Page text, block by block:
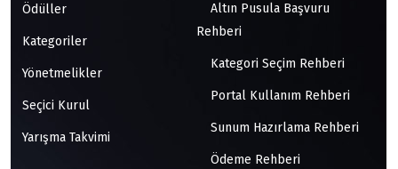
Ödüller
Kategoriler
Yönetmelikler
Seçici Kurul
Yarışma Takvimi
Altın Pusula Başvuru
Rehberi
Kategori Seçim Rehberi
Portal Kullanım Rehberi
Sunum Hazırlama Rehberi
Ödeme Rehberi